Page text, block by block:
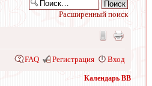
Расширенный поиск
FAQ Регистрация Вход
Календарь ВВ